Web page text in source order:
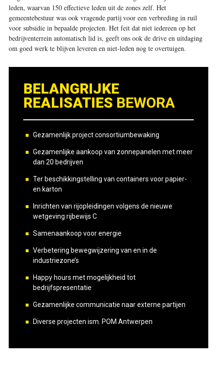
leden, waarvan 150 effectieve leden uit de zones zelf. Het
gemeentebestuur was ook vragende partij voor een verbreding in ruil
voor subsidie in bepaalde projecten. Het feit dat niet iedereen op het
bedrijventerrein automatisch lid is, geeft ons ook de drive en uitdaging
om goed werk te blijven leveren en niet-leden nog te overtuigen.
BELANGRIJKE
REALISATIES BEWORA
Gezamenlijk project consortiumbewaking
Gezamenlijke aankoop van zonnepanelen met meer
dan 20 bedrijven
Ter beschikkingstelling van containers voor papier-
en karton
Inrichten van rijopleidingen volgens de nieuwe
wetgeving rijbewijs C
Samenaankoop voor energie
Verbetering bewegwijzering van en in de
industriezone’s
Happy hours met mogelijkheid tot
bedrijfspresentatie
Gezamenlijke communicatie naar externe partijen
Diverse projecten ism. POM Antwerpen